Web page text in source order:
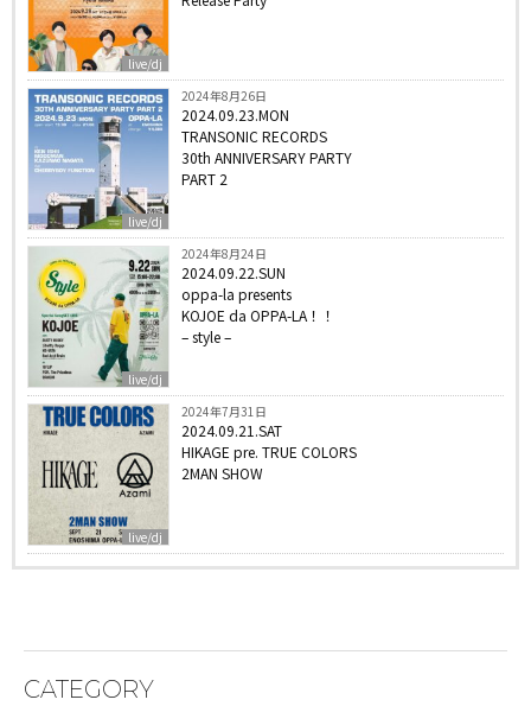
live/dj
live/dj
2024年8月26日
2024.09.23.MON
TRANSONIC RECORDS
30th ANNIVERSARY PARTY
PART 2
live/dj
2024年8月24日
2024.09.22.SUN
oppa-la presents
KOJOE da OPPA-LA！！
– style –
live/dj
2024年7月31日
2024.09.21.SAT
HIKAGE pre. TRUE COLORS
2MAN SHOW
CATEGORY